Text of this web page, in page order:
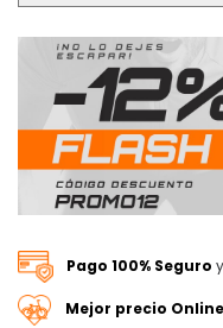
Pago 100% Seguro
Mejor precio Online